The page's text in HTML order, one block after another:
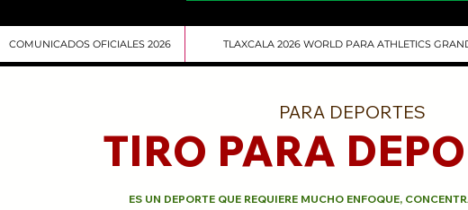
COMUNICADOS OFICIALES 2026 TLAXCALA 2026 WORLD PARA ATHLETICS
PARA DEPORTES
TIRO PARA
ES UN DEPORTE QUE REQUIERE MUCHO ENFOQUE,